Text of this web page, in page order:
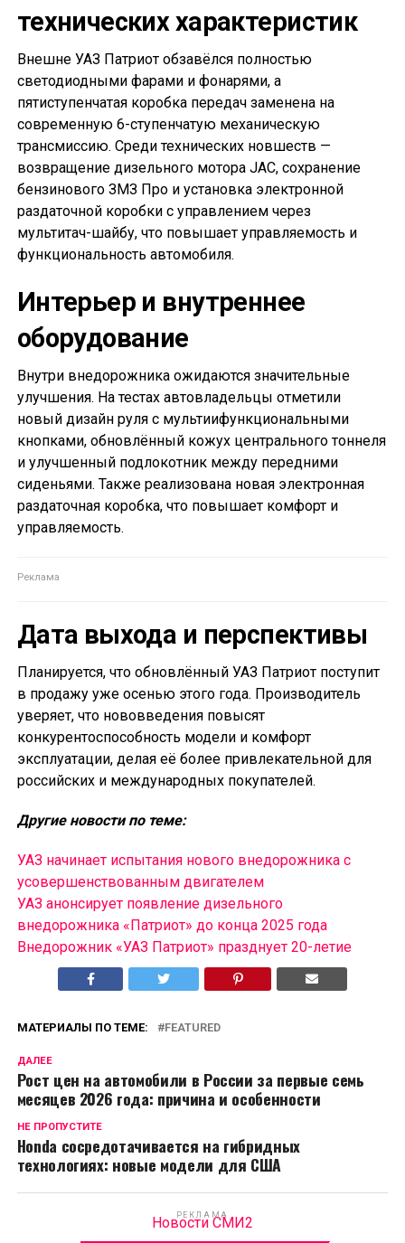
технических характеристик
Внешне УАЗ Патриот обзавёлся полностью
светодиодными фарами и фонарями, а
пятиступенчатая коробка передач заменена на
современную 6-ступенчатую механическую
трансмиссию. Среди технических новшеств —
возвращение дизельного мотора JAC, сохранение
бензинового ЗМЗ Про и установка электронной
раздаточной коробки с управлением через
мультитач-шайбу, что повышает управляемость и
функциональность автомобиля.
Интерьер и внутреннее
оборудование
Внутри внедорожника ожидаются значительные
улучшения. На тестах автовладельцы отметили
новый дизайн руля с мультиифункциональными
кнопками, обновлённый кожух центрального тоннеля
и улучшенный подлокотник между передними
сиденьями. Также реализована новая электронная
раздаточная коробка, что повышает комфорт и
управляемость.
Дата выхода и перспективы
Планируется, что обновлённый УАЗ Патриот поступит
в продажу уже осенью этого года. Производитель
уверяет, что нововведения повысят
конкурентоспособность модели и комфорт
эксплуатации, делая её более привлекательной для
российских и международных покупателей.
Другие новости по теме:
УАЗ начинает испытания нового внедорожника с
усовершенствованным двигателем
УАЗ анонсирует появление дизельного
внедорожника «Патриот» до конца 2025 года
Внедорожник «УАЗ Патриот» празднует 20-летие
МАТЕРИАЛЫ ПО ТЕМЕ: FEATURED
ДАЛЕЕ
Рост цен на автомобили в России за первые семь
месяцев 2026 года: причина и особенности
НЕ ПРОПУСТИТЕ
Honda сосредотачивается на гибридных
технологиях: новые модели для США
РЕКЛАМА
Новости СМИ2